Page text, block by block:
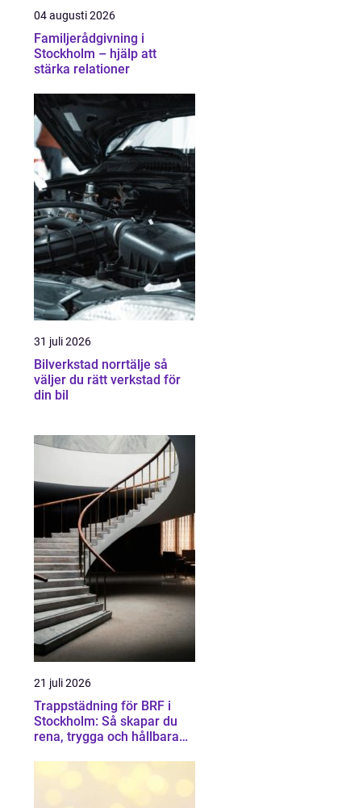
04 augusti 2026
Familjerådgivning i
Stockholm – hjälp att
stärka relationer
31 juli 2026
Bilverkstad norrtälje så
väljer du rätt verkstad för
din bil
21 juli 2026
Trappstädning för BRF i
Stockholm: Så skapar du
rena, trygga och hållbara